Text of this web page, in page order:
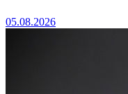
05.08.2026